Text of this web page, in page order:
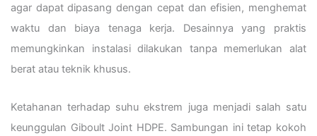
agar dapat dipasang dengan cepat dan efisien, menghemat
waktu dan biaya tenaga kerja. Desainnya yang praktis
memungkinkan instalasi dilakukan tanpa memerlukan alat
berat atau teknik khusus.
Ketahanan terhadap suhu ekstrem juga menjadi salah satu
keunggulan Giboult Joint HDPE. Sambungan ini tetap kokoh